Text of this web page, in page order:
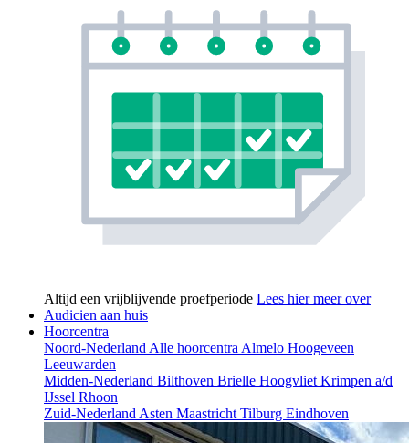
Altijd een vrijblijvende proefperiode Lees hier meer over
Audicien aan huis
Hoorcentra
Noord-Nederland Alle hoorcentra Almelo Hoogeveen
Leeuwarden
Midden-Nederland Bilthoven Brielle Hoogvliet Krimpen a/d
IJssel Rhoon
Zuid-Nederland Asten Maastricht Tilburg Eindhoven